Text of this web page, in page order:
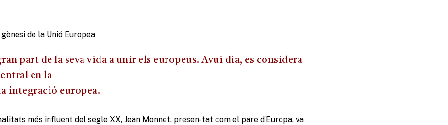
de la Unió Europea
part de la seva vida a unir els europeus. Avui dia, es considera
en la
integració europea.
més influent del segle XX, Jean Monnet, presen-tat com el pare d’Europa, va